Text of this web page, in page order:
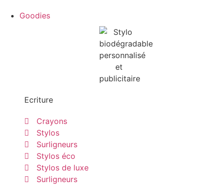
Goodies
Ecriture
Crayons
Stylos
Surligneurs
Stylos éco
Stylos de luxe
Surligneurs